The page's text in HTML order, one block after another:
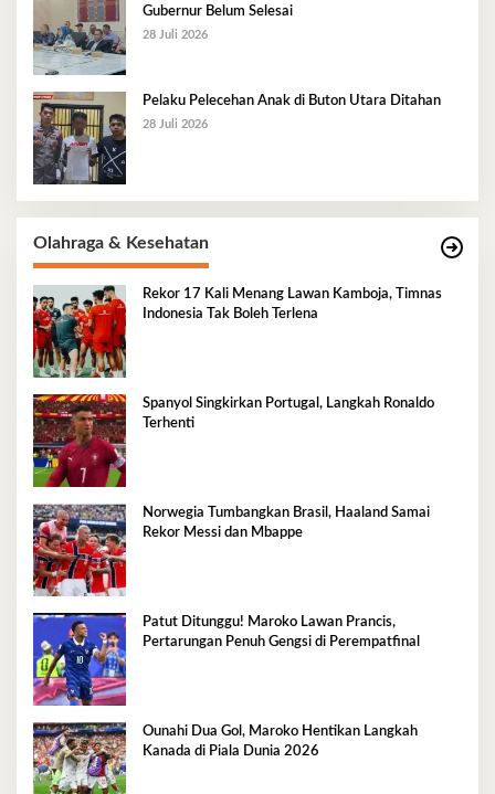
Gubernur Belum Selesai
28 Juli 2026
Pelaku Pelecehan Anak di Buton Utara Ditahan
28 Juli 2026
Olahraga & Kesehatan
Rekor 17 Kali Menang Lawan Kamboja, Timnas
Indonesia Tak Boleh Terlena
Spanyol Singkirkan Portugal, Langkah Ronaldo
Terhenti
Norwegia Tumbangkan Brasil, Haaland Samai
Rekor Messi dan Mbappe
Patut Ditunggu! Maroko Lawan Prancis,
Pertarungan Penuh Gengsi di Perempatfinal
Ounahi Dua Gol, Maroko Hentikan Langkah
Kanada di Piala Dunia 2026